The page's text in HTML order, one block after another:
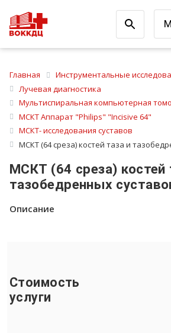
Главная
Инструментальные
Лучевая диагностика
Мультиспиральная компьютерная
МСКТ Аппарат "Philips" "Incisive 64"
МСКТ- исследования суставов
МСКТ (64 среза) костей таза и
МСКТ (64 среза) костей
тазобедренных
Описание
Стоимость
услуги